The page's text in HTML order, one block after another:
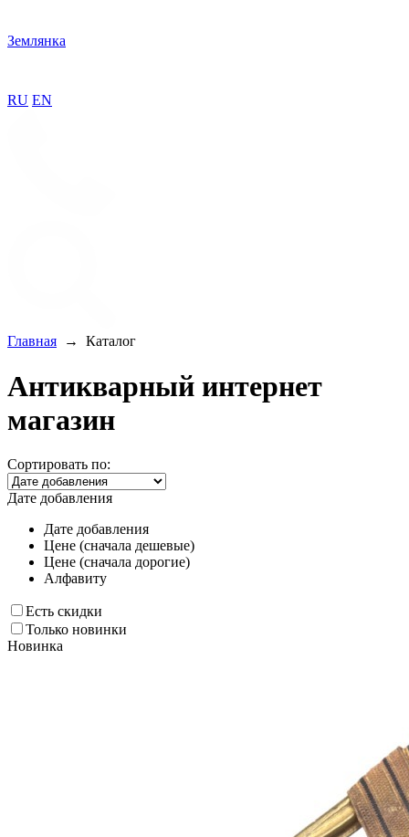
Землянка
RU EN
Главная → Каталог
Антикварный интернет
магазин
Сортировать по:
Дате добавления
Дате добавления
Цене (сначала дешевые)
Цене (сначала дорогие)
Алфавиту
Есть скидки
Только новинки
Новинка